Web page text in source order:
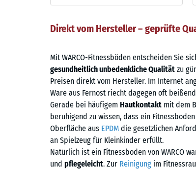
Direkt vom Hersteller – geprüfte
Mit WARCO-Fitnessböden entscheiden Sie
gesundheitlich unbedenkliche Qualität zu
Preisen direkt vom Hersteller. Im Internet
Ware aus Fernost riecht dagegen oft
Gerade bei häufigem Hautkontakt mit dem
beruhigend zu wissen, dass ein
Oberfläche aus EPDM die gesetzlichen
an Spielzeug für Kleinkinder erfüllt.
Natürlich ist ein Fitnessboden von WARCO
und pflegeleicht. Zur Reinigung im